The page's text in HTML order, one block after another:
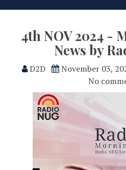
4th NOV 2024 -
News by
D2D November 03,
No